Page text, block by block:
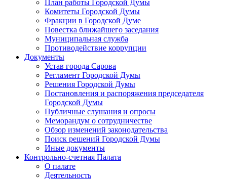
План работы Городской Думы
Комитеты Городской Думы
Фракции в Городской Думе
Повестка ближайшего заседания
Муниципальная служба
Противодействие коррупции
Документы
Устав города Сарова
Регламент Городской Думы
Решения Городской Думы
Постановления и распоряжения председателя
Городской Думы
Публичные слушания и опросы
Меморандум о сотрудничестве
Обзор изменений законодательства
Поиск решений Городской Думы
Иные документы
Контрольно-счетная Палата
О палате
Деятельность